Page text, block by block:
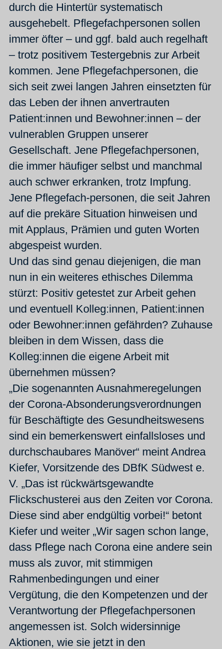
durch die Hintertür systematisch
ausgehebelt. Pflegefachpersonen sollen
immer öfter – und ggf. bald auch regelhaft
– trotz positivem Testergebnis zur Arbeit
kommen. Jene Pflegefachpersonen, die
sich seit zwei langen Jahren einsetzten für
das Leben der ihnen anvertrauten
Patient:innen und Bewohner:innen – der
vulnerablen Gruppen unserer
Gesellschaft. Jene Pflegefachpersonen,
die immer häufiger selbst und manchmal
auch schwer erkranken, trotz Impfung.
Jene Pflegefach-personen, die seit Jahren
auf die prekäre Situation hinweisen und
mit Applaus, Prämien und guten Worten
abgespeist wurden.
Und das sind genau diejenigen, die man
nun in ein weiteres ethisches Dilemma
stürzt: Positiv getestet zur Arbeit gehen
und eventuell Kolleg:innen, Patient:innen
oder Bewohner:innen gefährden? Zuhause
bleiben in dem Wissen, dass die
Kolleg:innen die eigene Arbeit mit
übernehmen müssen?
„Die sogenannten Ausnahmeregelungen
der Corona-Absonderungsverordnungen
für Beschäftigte des Gesundheitswesens
sind ein bemerkenswert einfallsloses und
durchschaubares Manöver“ meint Andrea
Kiefer, Vorsitzende des DBfK Südwest e.
V. „Das ist rückwärtsgewandte
Flickschusterei aus den Zeiten vor Corona.
Diese sind aber endgültig vorbei!“ betont
Kiefer und weiter „Wir sagen schon lange,
dass Pflege nach Corona eine andere sein
muss als zuvor, mit stimmigen
Rahmenbedingungen und einer
Vergütung, die den Kompetenzen und der
Verantwortung der Pflegefachpersonen
angemessen ist. Solch widersinnige
Aktionen, wie sie jetzt in den